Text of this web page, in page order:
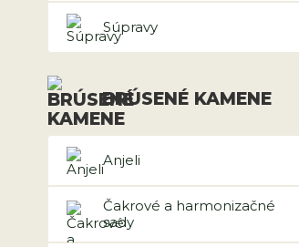
Súpravy
BRÚSENÉ KAMENE
Anjeli
Čakrové a harmonizačné
sady